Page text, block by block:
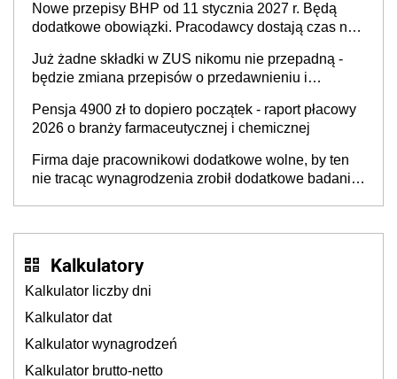
neuroatypowe. Powstanie Fundusz na rzecz
Inkluzywności w Zatrudnianiu?
Nowe przepisy BHP od 11 stycznia 2027 r. Będą
dodatkowe obowiązki. Pracodawcy dostają czas na
Już żadne składki w ZUS nikomu nie przepadną -
będzie zmiana przepisów o przedawnieniu i
Pensja 4900 zł to dopiero początek - raport płacowy
2026 o branży farmaceutycznej i chemicznej
Firma daje pracownikowi dodatkowe wolne, by ten
nie tracąc wynagrodzenia zrobił dodatkowe badania.
Kalkulatory
Kalkulator liczby dni
Kalkulator dat
Kalkulator wynagrodzeń
Kalkulator brutto-netto